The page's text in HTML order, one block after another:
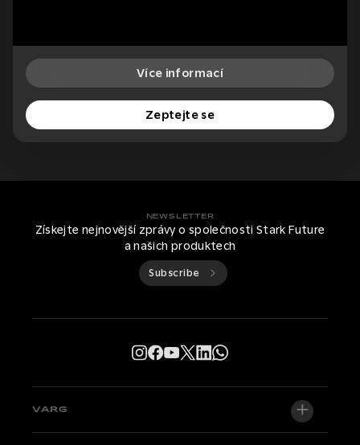
Více informací
Zeptejte se
NEWSLETTER
Získejte nejnovější zprávy o společnosti Stark Future
a našich produktech
Subscribe
VARG